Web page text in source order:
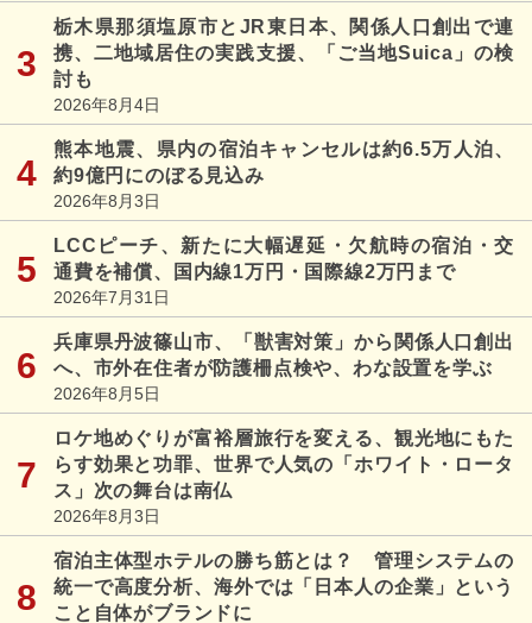
栃木県那須塩原市とJR東日本、関係人口創出で連
携、二地域居住の実践支援、「ご当地Suica」の検
討も
2026年8月4日
熊本地震、県内の宿泊キャンセルは約6.5万人泊、
約9億円にのぼる見込み
2026年8月3日
LCCピーチ、新たに大幅遅延・欠航時の宿泊・交
通費を補償、国内線1万円・国際線2万円まで
2026年7月31日
兵庫県丹波篠山市、「獣害対策」から関係人口創出
へ、市外在住者が防護柵点検や、わな設置を学ぶ
2026年8月5日
ロケ地めぐりが富裕層旅行を変える、観光地にもた
らす効果と功罪、世界で人気の「ホワイト・ロータ
ス」次の舞台は南仏
2026年8月3日
宿泊主体型ホテルの勝ち筋とは？ 管理システムの
統一で高度分析、海外では「日本人の企業」という
こと自体がブランドに